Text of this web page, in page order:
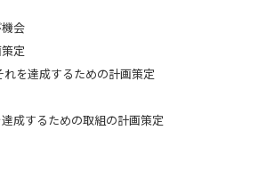
会
定
を達成するための計画策定
するための取組の計画策定